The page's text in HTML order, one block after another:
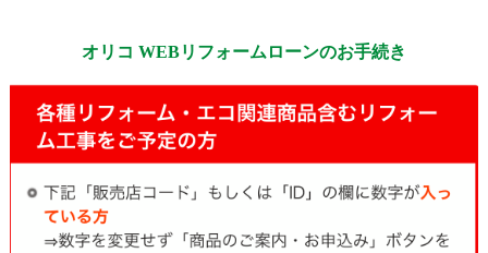
オリコ WEBリフォームローンのお手続き